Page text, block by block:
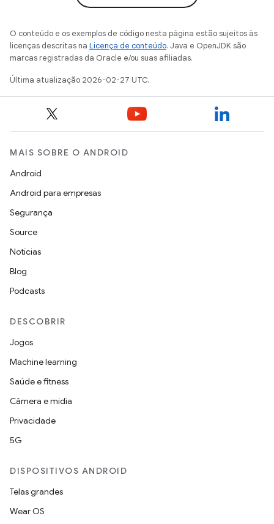
O conteúdo e os exemplos de código nesta página estão sujeitos às
licenças descritas na Licença de conteúdo. Java e OpenJDK são
marcas registradas da Oracle e/ou suas afiliadas.
Última atualização 2026-02-27 UTC.
MAIS SOBRE O ANDROID
Android
Android para empresas
Segurança
Source
Notícias
Blog
Podcasts
DESCOBRIR
Jogos
Machine learning
Saúde e fitness
Câmera e mídia
Privacidade
5G
DISPOSITIVOS ANDROID
Telas grandes
Wear OS